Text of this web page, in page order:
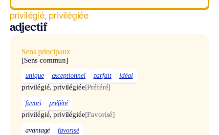
privilégié, privilégiée
adjectif
Sens principaux
[Sens commun]
unique exceptionnel parfait idéal
privilégié, privilégiée[Préféré]
favori préféré
privilégié, privilégiée[Favorisé]
avantagé favorisé